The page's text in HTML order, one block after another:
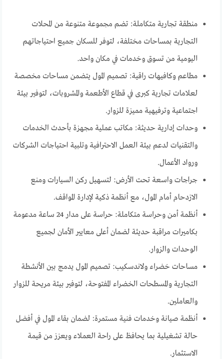
منطقة تجارية متكاملة: تضم مجموعة متنوعة من المحلات
التجارية بمساحات مختلفة، لتوفر للسكان جميع احتياجاتهم
اليومية من تسوق وخدمات في مكان واحد.
مطاعم وكافيهات راقية: تصميم المول يتضمن مساحات مخصصة
لعلامات تجارية كبرى في قطاع الأطعمة والمشروبات، لتوفير بيئة
اجتماعية وترفيهية مميزة للزوار.
وحدات إدارية حديثة: مكاتب عملية مجهزة بأحدث الخدمات
والتقنيات لدعم بيئة العمل الاحترافية وتلبية احتياجات الشركات
ورواد الأعمال.
جراجات واسعة تحت الأرض: لتسهيل ركن السيارات ومنع
الازدحام أمام المول، مع أنظمة ذكية لإدارة المواقف.
أنظمة أمن وحراسة متكاملة: حراسة على مدار 24 ساعة مدعومة
بكاميرات مراقبة حديثة لضمان أعلى معايير الأمان لجميع
الوحدات والزوار.
مساحات خضراء ولاندسكيب: تصميم المول يدمج بين الأنشطة
التجارية والمسطحات الخضراء المفتوحة، لتوفير بيئة مريحة للزوار
والعاملين.
أنظمة صيانة وخدمات فنية مستمرة: لضمان بقاء المول في أفضل
حالة تشغيلية بما يحافظ على راحة العملاء ويعزز من قيمة
الاستثمار.